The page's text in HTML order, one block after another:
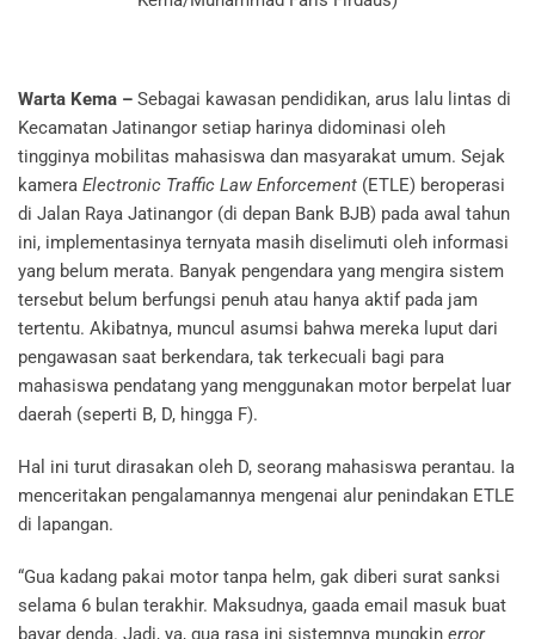
Warta Kema – Sebagai kawasan pendidikan, arus lalu lintas di
Kecamatan Jatinangor setiap harinya didominasi oleh
tingginya mobilitas mahasiswa dan masyarakat umum. Sejak
kamera Electronic Traffic Law Enforcement (ETLE) beroperasi
di Jalan Raya Jatinangor (di depan Bank BJB) pada awal tahun
ini, implementasinya ternyata masih diselimuti oleh informasi
yang belum merata. Banyak pengendara yang mengira sistem
tersebut belum berfungsi penuh atau hanya aktif pada jam
tertentu. Akibatnya, muncul asumsi bahwa mereka luput dari
pengawasan saat berkendara, tak terkecuali bagi para
mahasiswa pendatang yang menggunakan motor berpelat luar
daerah (seperti B, D, hingga F).
Hal ini turut dirasakan oleh D, seorang mahasiswa perantau. Ia
menceritakan pengalamannya mengenai alur penindakan ETLE
di lapangan.
“Gua kadang pakai motor tanpa helm, gak diberi surat sanksi
selama 6 bulan terakhir. Maksudnya, gaada email masuk buat
bayar denda. Jadi, ya, gua rasa ini sistemnya mungkin error